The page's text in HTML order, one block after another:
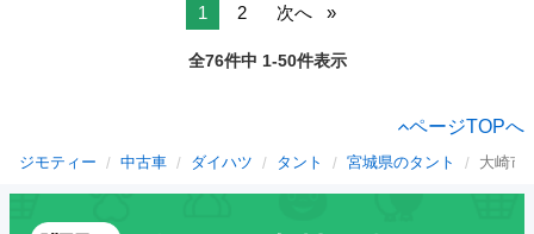
1 2 次へ
全76件中 1-50件表示
ページTOPへ
ジモティー 中古車 ダイハツ タント 宮城県のタント 大崎市